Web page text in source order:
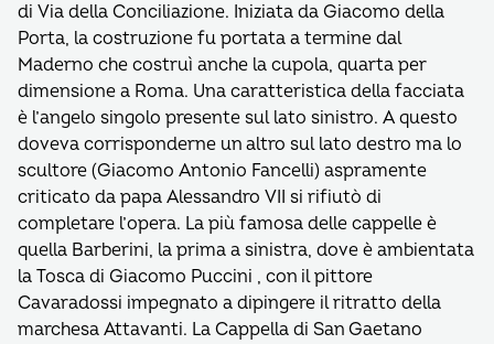
di Via della Conciliazione. Iniziata da Giacomo della
Porta, la costruzione fu portata a termine dal
Maderno che costruì anche la cupola, quarta per
dimensione a Roma. Una caratteristica della facciata
è l’angelo singolo presente sul lato sinistro. A questo
doveva corrisponderne un altro sul lato destro ma lo
scultore (Giacomo Antonio Fancelli) aspramente
criticato da papa Alessandro VII si rifiutò di
completare l’opera. La più famosa delle cappelle è
quella Barberini, la prima a sinistra, dove è ambientata
la Tosca di Giacomo Puccini , con il pittore
Cavaradossi impegnato a dipingere il ritratto della
marchesa Attavanti. La Cappella di San Gaetano